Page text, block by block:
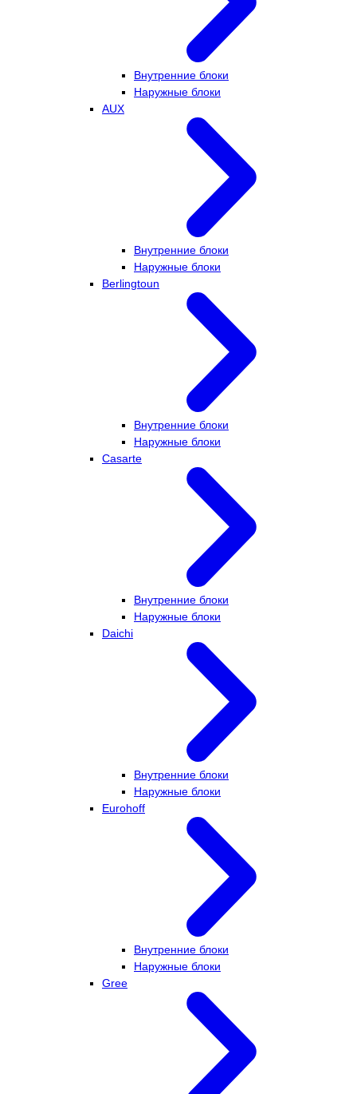
Внутренние блоки
Наружные блоки
AUX
Внутренние блоки
Наружные блоки
Berlingtoun
Внутренние блоки
Наружные блоки
Casarte
Внутренние блоки
Наружные блоки
Daichi
Внутренние блоки
Наружные блоки
Eurohoff
Внутренние блоки
Наружные блоки
Gree